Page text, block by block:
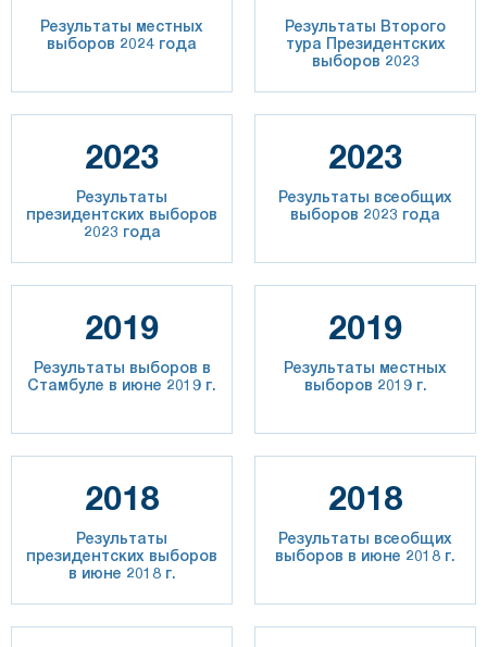
Результаты местных
выборов 2024 года
Результаты Второго
тура Президентских
выборов 2023
2023
Результаты
президентских выборов
2023 года
2023
Результаты всеобщих
выборов 2023 года
2019
Результаты выборов в
Стамбуле в июне 2019 г.
2019
Результаты местных
выборов 2019 г.
2018
Результаты
президентских выборов
в июне 2018 г.
2018
Результаты всеобщих
выборов в июне 2018 г.